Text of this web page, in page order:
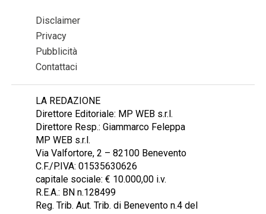
Disclaimer
Privacy
Pubblicità
Contattaci
LA REDAZIONE
Direttore Editoriale: MP WEB s.r.l.
Direttore Resp.: Giammarco Feleppa
MP WEB s.r.l.
Via Valfortore, 2 – 82100 Benevento
C.F./P.IVA: 01535630626
capitale sociale: € 10.000,00 i.v.
R.E.A.: BN n.128499
Reg. Trib. Aut. Trib. di Benevento n.4 del